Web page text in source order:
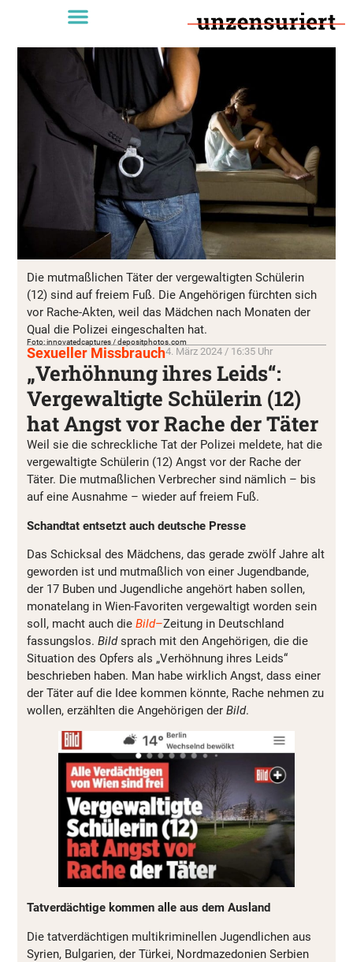
Die mutmaßlichen Täter der vergewaltigten Schülerin
(12) sind auf freiem Fuß. Die Angehörigen fürchten sich
vor Rache-Akten, weil das Mädchen nach Monaten der
Qual die Polizei eingeschalten hat.
Foto: innovatedcaptures / depositphotos.com
Sexueller Missbrauch4. März 2024 / 16:35 Uhr
„Verhöhnung ihres Leids“:
Vergewaltigte Schülerin (12)
hat Angst vor Rache der Täter
Weil sie die schreckliche Tat der Polizei meldete, hat die
vergewaltigte Schülerin (12) Angst vor der Rache der
Täter. Die mutmaßlichen Verbrecher sind nämlich – bis
auf eine Ausnahme – wieder auf freiem Fuß.
Schandtat entsetzt auch deutsche Presse
Das Schicksal des Mädchens, das gerade zwölf Jahre alt
geworden ist und mutmaßlich von einer Jugendbande,
der 17 Buben und Jugendliche angehört haben sollen,
monatelang in Wien-Favoriten vergewaltigt worden sein
soll, macht auch die Bild–Zeitung in Deutschland
fassungslos. Bildsprach mit den Angehörigen, die die
Situation des Opfers als „Verhöhnung ihres Leids“
beschrieben haben. Man habe wirklich Angst, dass einer
der Täter auf die Idee kommen könnte, Rache nehmen zu
wollen, erzählten die Angehörigen der Bild.
Tatverdächtige kommen alle aus dem Ausland
Die tatverdächtigen multikriminellen Jugendlichen aus
Syrien, Bulgarien, der Türkei, Nordmazedonien Serbien